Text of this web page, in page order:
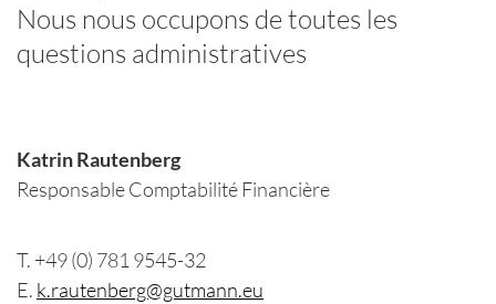
Nous nous occupons de toutes les
questions administratives
Katrin Rautenberg
Responsable Comptabilité Financière
T. +49 (0) 781 9545-32
E. k.rautenberg@gutmann.eu